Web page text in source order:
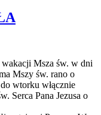
Msza św. w dni
Mszy św. rano o
wtorku włącznie
Serca Pana Jezusa o